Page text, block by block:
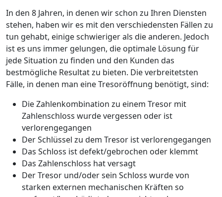
In den 8 Jahren, in denen wir schon zu Ihren Diensten
stehen, haben wir es mit den verschiedensten Fällen zu
tun gehabt, einige schwieriger als die anderen. Jedoch
ist es uns immer gelungen, die optimale Lösung für
jede Situation zu finden und den Kunden das
bestmögliche Resultat zu bieten. Die verbreitetsten
Fälle, in denen man eine Tresoröffnung benötigt, sind:
Die Zahlenkombination zu einem Tresor mit
Zahlenschloss wurde vergessen oder ist
verlorengegangen
Der Schlüssel zu dem Tresor ist verlorengegangen
Das Schloss ist defekt/gebrochen oder klemmt
Das Zahlenschloss hat versagt
Der Tresor und/oder sein Schloss wurde von
starken externen mechanischen Kräften so